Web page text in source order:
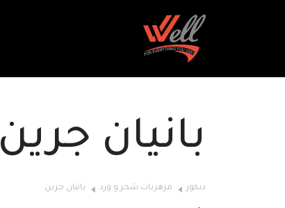
بانيان جرين
ديكور مزهريات شجر و ورد بانيان جرين